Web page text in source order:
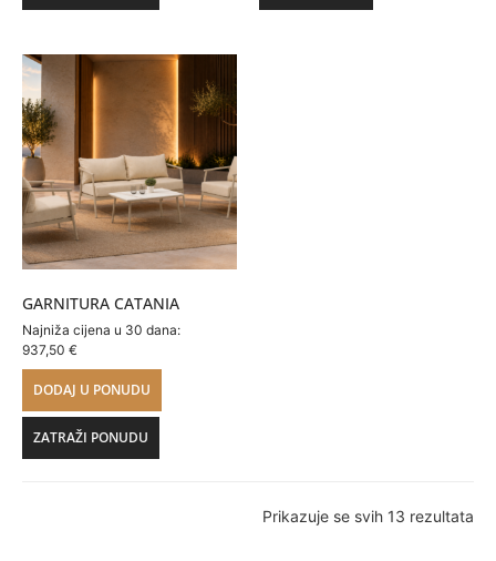
GARNITURA CATANIA
Najniža cijena u 30 dana:
937,50 €
DODAJ U PONUDU
ZATRAŽI PONUDU
Prikazuje se svih 13 rezultata